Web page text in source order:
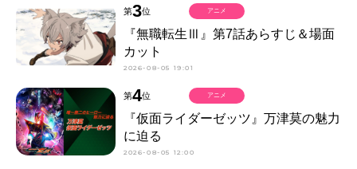
第3位
『無職転生Ⅲ』第7話あらすじ＆場面
カット
2026-08-05 19:01
アニメ
第4位
『仮面ライダーゼッツ』万津莫の魅力
に迫る
2026-08-05 12:00
アニメ